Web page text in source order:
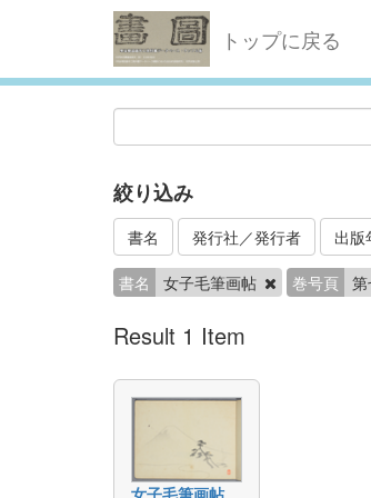
トップに戻る
絞り込み
書名 発行社／発行者 出版
書名 女子毛筆画帖 巻号頁
Result 1 Item
女子毛筆画帖